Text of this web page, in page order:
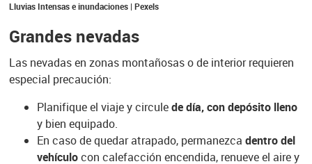
Lluvias Intensas e inundaciones | Pexels
Grandes nevadas
Las nevadas en zonas montañosas o de interior requieren
especial precaución:
Planifique el viaje y circulede día, con depósito lleno
y bien equipado.
En caso de quedar atrapado, permanezca dentro del
vehículocon calefacción encendida, renueve el aire y